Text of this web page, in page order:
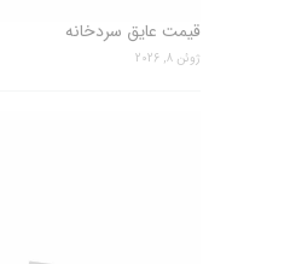
قیمت عایق سردخانه
ژوئن 8, 2026